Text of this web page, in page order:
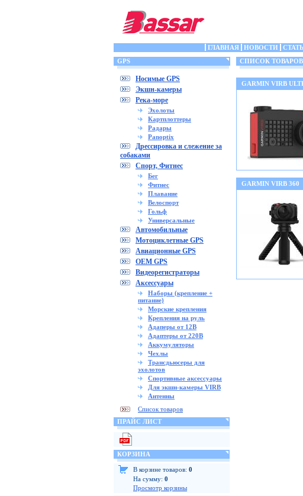
ГЛАВНАЯ НОВОСТИ
GPS
Носимые GPS
Экшн-камеры
Река-море
Эхолоты
Картплоттеры
Радары
Panoptix
Дрессировка и слежение за
собаками
Спорт, Фитнес
Бег
Фитнес
Плавание
Велоспорт
Гольф
Универсальные
Автомобильные
Мотоциклетные GPS
Авиационные GPS
OEM GPS
Видеорегистраторы
Аксессуары
Наборы (крепление +
питание)
Морские крепления
Крепления на руль
Адаперы от 12В
Адаптеры от 220В
Аккумуляторы
Чехлы
Трансдьюсеры для
эхолотов
Спортивные аксессуары
Для экшн-камеры VIRB
Антенны
Список товаров
ПРАЙС ЛИСТ
КОРЗИНА
В корзине товаров: 0
На сумму: 0
Просмотр корзины
СПИСОК ТОВАРОВ
GARMIN VIRB
GARMIN VIRB 360